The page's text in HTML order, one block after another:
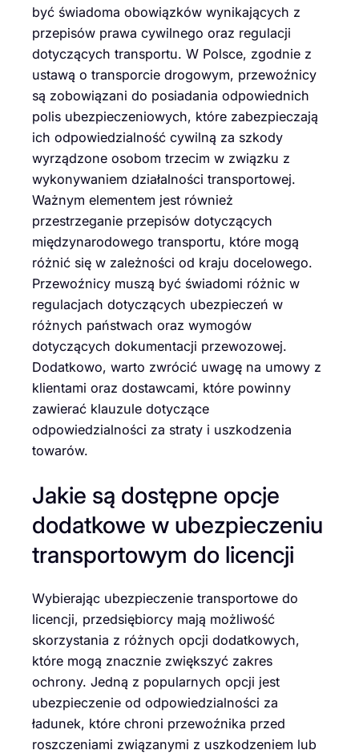
być świadoma obowiązków wynikających z
przepisów prawa cywilnego oraz regulacji
dotyczących transportu. W Polsce, zgodnie z
ustawą o transporcie drogowym, przewoźnicy
są zobowiązani do posiadania odpowiednich
polis ubezpieczeniowych, które zabezpieczają
ich odpowiedzialność cywilną za szkody
wyrządzone osobom trzecim w związku z
wykonywaniem działalności transportowej.
Ważnym elementem jest również
przestrzeganie przepisów dotyczących
międzynarodowego transportu, które mogą
różnić się w zależności od kraju docelowego.
Przewoźnicy muszą być świadomi różnic w
regulacjach dotyczących ubezpieczeń w
różnych państwach oraz wymogów
dotyczących dokumentacji przewozowej.
Dodatkowo, warto zwrócić uwagę na umowy z
klientami oraz dostawcami, które powinny
zawierać klauzule dotyczące
odpowiedzialności za straty i uszkodzenia
towarów.
Jakie są dostępne opcje
dodatkowe w ubezpieczeniu
transportowym do licencji
Wybierając ubezpieczenie transportowe do
licencji, przedsiębiorcy mają możliwość
skorzystania z różnych opcji dodatkowych,
które mogą znacznie zwiększyć zakres
ochrony. Jedną z popularnych opcji jest
ubezpieczenie od odpowiedzialności za
ładunek, które chroni przewoźnika przed
roszczeniami związanymi z uszkodzeniem lub